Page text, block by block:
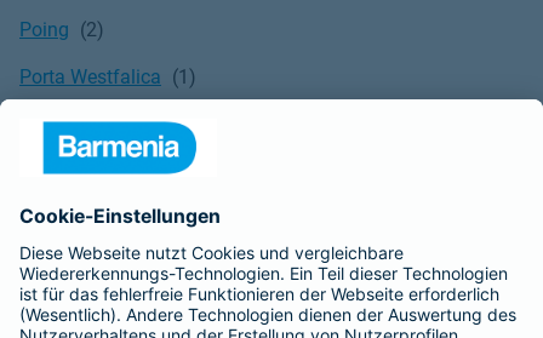
Poing
Porta Westfalica
Potsdam
Pritzwalk
Puchheim
Pulheim
Putzbrunn